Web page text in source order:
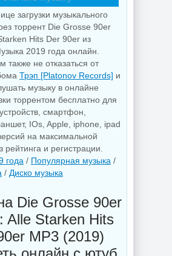
загрузки музыкального
торрент Die Grosse 90er
Hits Der 90er из
2019 года онлайн.
также не отказаться от
Трэп [Platonov Records] и
музыку в онлайне
торрентом бесплатно для
смартфон,
IOs, Apple, iphone, ipad
на максимальной
рейтинга и регистрации.
года / Популярная музыка /
/ Диско музыка
Die Grosse 90er
Alle Starken Hits
MP3 (2019)